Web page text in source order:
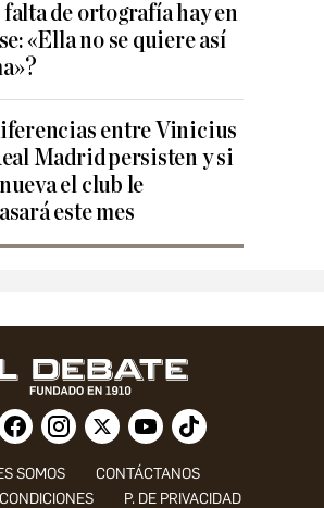
falta de ortografía hay en
«Ella no se quiere así
entre Vinicius
Madrid persisten y si
el club le
este mes
SOMOS
CONTÁCTANOS
P. DE PRIVACIDAD